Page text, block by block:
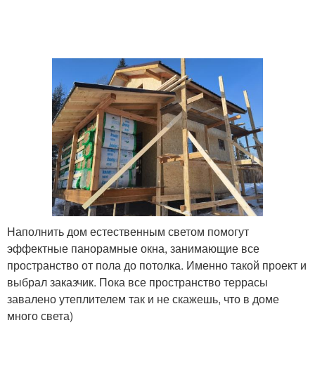
Наполнить дом естественным светом помогут
эффектные панорамные окна, занимающие все
пространство от пола до потолка. Именно такой проект и
выбрал заказчик. Пока все пространство террасы
завалено утеплителем так и не скажешь, что в доме
много света)